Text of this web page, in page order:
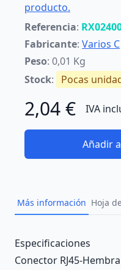
producto.
Referencia:
Fabricante: Varios C
Peso: 0,01 Kg
Stock: Pocas
2,04 € IVA
Añadir
Más información Hoja
Description
Especificaciones
Conector RJ45-